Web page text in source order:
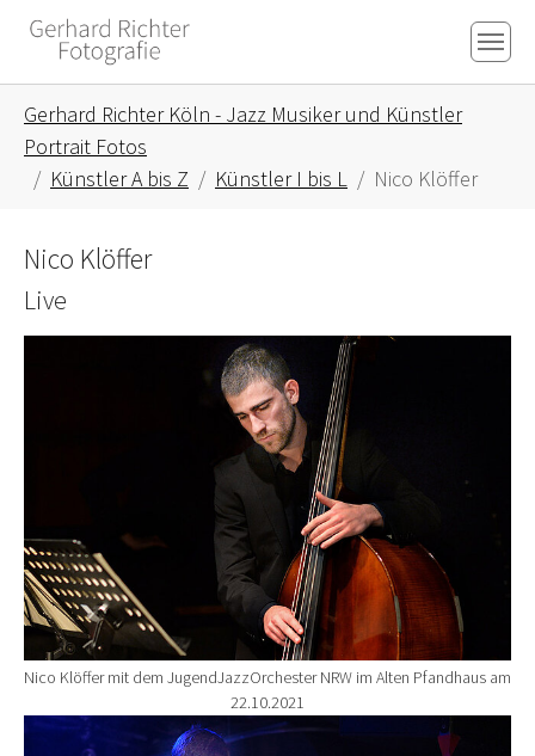
Skip to main content
Skip to page footer
Gerhard Richter Köln - Jazz Musiker und Künstler
Portrait Fotos
Künstler A bis Z
Künstler I bis L Nico Klöffer
Nico Klöffer
Live
Show larger version for:
Nico Klöffer mit dem JugendJazzOrchester NRW im Alten Pfandhaus am
22.10.2021
Show larger version for: